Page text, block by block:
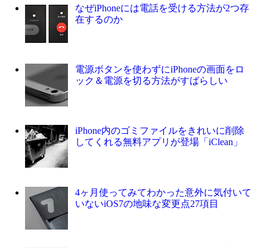
なぜiPhoneには電話を受ける方法が2つ存
在するのか
電源ボタンを使わずにiPhoneの画面をロ
ック＆電源を切る方法がすばらしい
iPhone内のゴミファイルをきれいに削除
してくれる無料アプリが登場「iClean」
4ヶ月使ってみてわかった意外に気付いて
いないiOS7の地味な変更点27項目